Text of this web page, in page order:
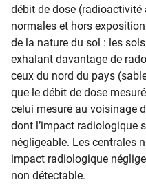
débit de dose
normales et hors
de la nature du sol : les
exhalant davantage de
ceux du nord du pays
que le débit de dose
celui mesuré au voisinage
dont l’impact radiologique
négligeable. Les centrales
impact radiologique
non détectable.